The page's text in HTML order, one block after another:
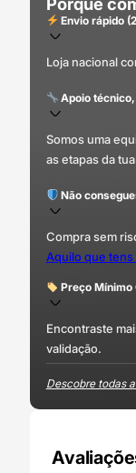
Envio rápido
Loja nacional
Apoio
Somos uma
as etapas da
Não
Compra sem
Aquilo que tens
Preço Mínimo
Encontraste
validação.
Descobre todas